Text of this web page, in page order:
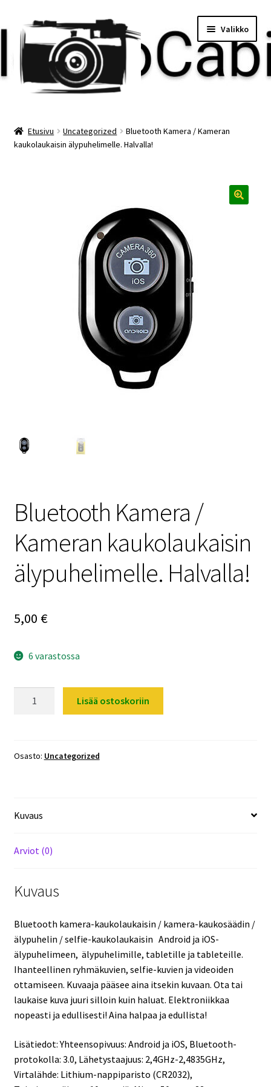
Siirry
navigointiin
Siirry
sisältöön
Valikko
Maksu
Etusivu Uncategorized
Bluetooth Kamera / Kameran
kaukolaukaisin älypuhelimelle. Halvalla!
Bluetooth Kamera /
Kameran kaukolaukaisin
älypuhelimelle. Halvalla!
5,00 €
6 varastossa
kaukolaukaisin
Lisää ostoskoriin
Osasto: Uncategorized
Kuvaus
Arviot (0)
Kuvaus
Bluetooth kamera-kaukolaukaisin / kamera-kaukosäädin /
älypuhelin / selfie-kaukolaukaisin Android ja iOS-
älypuhelimeen, älypuhelimille, tabletille ja tableteille.
Ihanteellinen ryhmäkuvien, selfie-kuvien ja videoiden
ottamiseen. Kuvaaja pääsee aina itsekin kuvaan. Ota tai
laukaise kuva juuri silloin kuin haluat. Elektroniikkaa
nopeasti ja edullisesti! Aina halpaa ja edullista!
Lisätiedot: Yhteensopivuus: Android ja iOS, Bluetooth-
protokolla: 3.0, Lähetystaajuus: 2,4GHz-2,4835GHz,
Virtalähde: Lithium-nappiparisto (CR2032),